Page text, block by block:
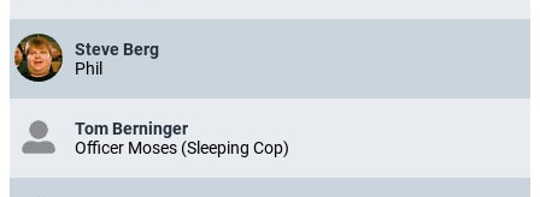
Steve Berg
Phil
Tom Berninger
Officer Moses (Sleeping Cop)